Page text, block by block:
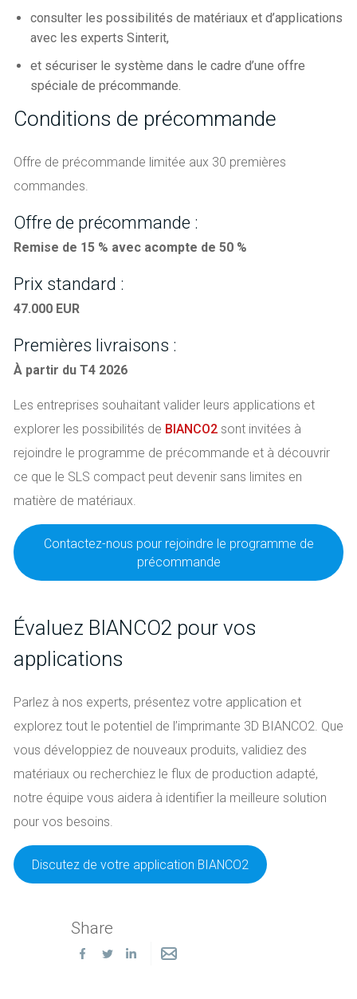
consulter les possibilités de matériaux et d’applications
avec les experts Sinterit,
et sécuriser le système dans le cadre d’une offre
spéciale de précommande.
Conditions de précommande
Offre de précommande limitée aux 30 premières
commandes.
Offre de précommande :
Remise de 15 % avec acompte de 50 %
Prix standard :
47.000 EUR
Premières livraisons :
À partir du T4 2026
Les entreprises souhaitant valider leurs applications et
explorer les possibilités de BIANCO2 sont invitées à
rejoindre le programme de précommande et à découvrir
ce que le SLS compact peut devenir sans limites en
matière de matériaux.
Contactez-nous pour rejoindre le programme de
précommande
Évaluez BIANCO2 pour vos
applications
Parlez à nos experts, présentez votre application et
explorez tout le potentiel de l’imprimante 3D BIANCO2. Que
vous développiez de nouveaux produits, validiez des
matériaux ou recherchiez le flux de production adapté,
notre équipe vous aidera à identifier la meilleure solution
pour vos besoins.
Discutez de votre application BIANCO2
Share